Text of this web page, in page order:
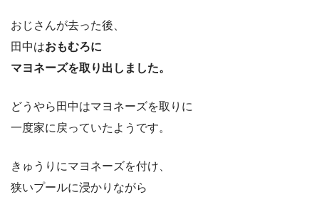
おじさんが去った後、
田中はおもむろに
マヨネーズを取り出しました。
どうやら田中はマヨネーズを取りに
一度家に戻っていたようです。
きゅうりにマヨネーズを付け、
狭いプールに浸かりながら